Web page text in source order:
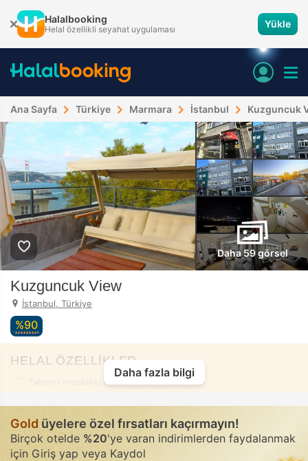
Halalbooking
Helal özellikli seyahat uygulaması Yükle
Ana Sayfa Türkiye Marmara İstanbul Kuzguncuk
Daha 59 görsel
Kuzguncuk View
İstanbul, Türkiye
%90
HELAL ÖZELLİKLER
Taharet musluklu tuvalet • Tüm odalarda
Daha fazla bilgi
Goldüyelere özel fırsatları kaçırmayın!
Birçok otelde%20'ye varan indirimlerden faydalanmak
için Giriş yap veya Kaydol